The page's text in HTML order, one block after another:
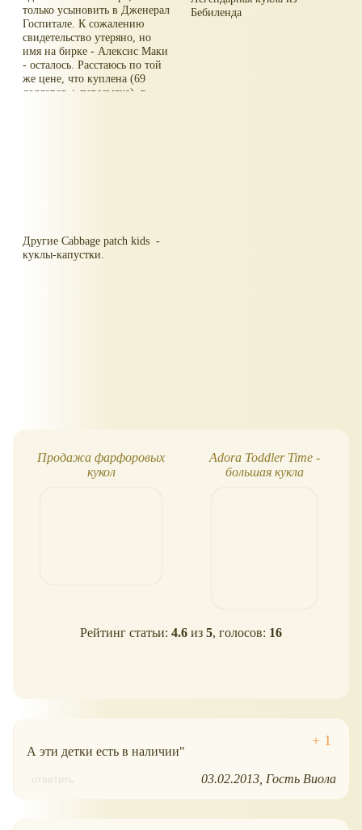
только усыновить в Дженерал
Госпитале. К сожалению
свидетельство утеряно, но
имя на бирке - Алексис Маки
- осталось. Расстаюсь по той
же цене, что куплена (69
долларов + пересылка), в
Бебиленда
Другие Cabbage patch kids -
куклы-капустки.
Продажа фарфоровых
кукол
Adora Toddler Time -
большая кукла
Рейтинг статьи: 4.6 из 5, голосов: 16
А эти детки есть в наличии"
ответить 03.02.2013 Гость Виола